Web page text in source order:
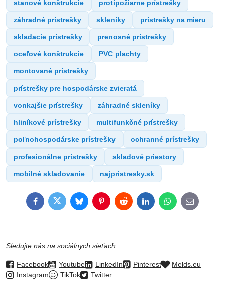
stanové konštrukcie protipožiarne prístrešky
záhradné prístrešky skleníky prístrešky na mieru
skladacie prístrešky prenosné prístrešky
oceľové konštrukcie PVC plachty
montované prístrešky
prístrešky pre hospodárske zvieratá
vonkajšie prístrešky záhradné skleníky
hliníkové prístrešky multifunkčné prístrešky
poľnohospodárske prístrešky ochranné prístrešky
profesionálne prístrešky skladové priestory
mobilné skladovanie najpristresky.sk
FacebookTwitterBlueskyPinterestRedditLinkedInWhatsApp
E-
mail
Sledujte nás na sociálnych sieťach:
Facebook Youtube LinkedIn Pinterest
Melds.eu
Instagram
TikTok Twitter